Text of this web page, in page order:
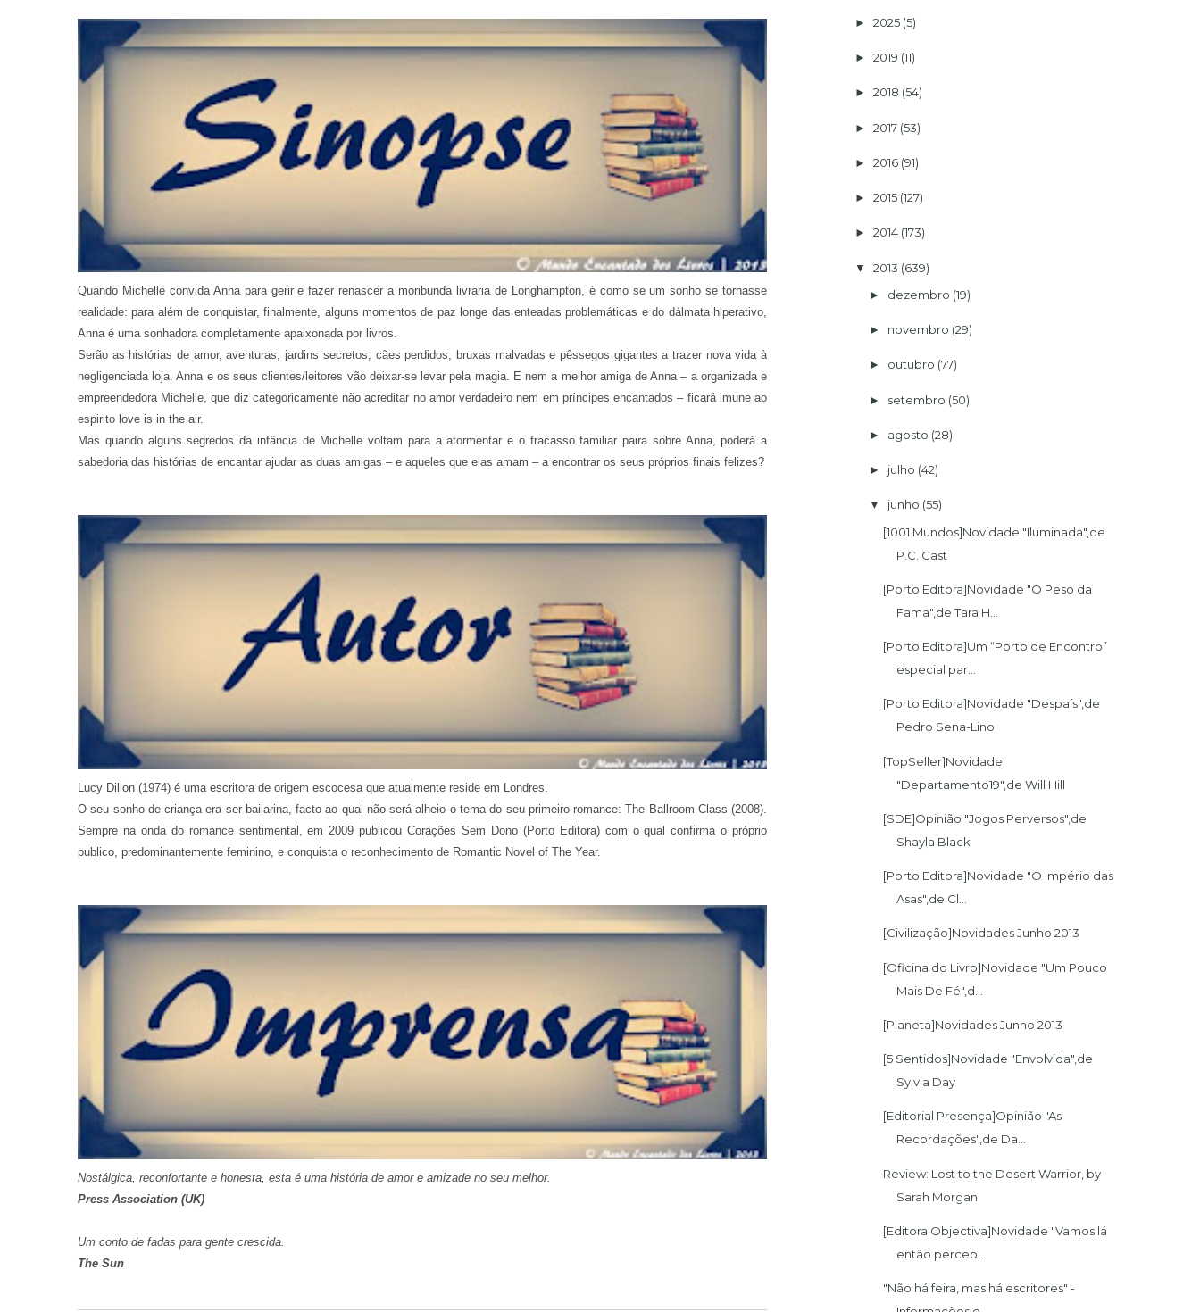
Quando Michelle convida Anna para gerir e fazer renascer a moribunda livraria de Longhampton, é como se um sonho se tornasse
realidade: para além de conquistar, finalmente, alguns momentos de paz longe das enteadas problemáticas e do dálmata hiperativo,
Anna é uma sonhadora completamente apaixonada por livros.
Serão as histórias de amor, aventuras, jardins secretos, cães perdidos, bruxas malvadas e pêssegos gigantes a trazer nova vida à
negligenciada loja. Anna e os seus clientes/leitores vão deixar-se levar pela magia. E nem a melhor amiga de Anna – a organizada e
empreendedora Michelle, que diz categoricamente não acreditar no amor verdadeiro nem em príncipes encantados – ficará imune ao
espirito love is in the air.
Mas quando alguns segredos da infância de Michelle voltam para a atormentar e o fracasso familiar paira sobre Anna, poderá a
sabedoria das histórias de encantar ajudar as duas amigas – e aqueles que elas amam – a encontrar os seus próprios finais felizes?
Lucy Dillon (1974) é uma escritora de origem escocesa que atualmente reside em Londres.
O seu sonho de criança era ser bailarina, facto ao qual não será alheio o tema do seu primeiro romance: The Ballroom Class (2008).
Sempre na onda do romance sentimental, em 2009 publicou Corações Sem Dono (Porto Editora) com o qual confirma o próprio
publico, predominantemente feminino, e conquista o reconhecimento de Romantic Novel of The Year.
Nostálgica, reconfortante e honesta, esta é uma história de amor e amizade no seu melhor.
Press Association (UK)
Um conto de fadas para gente crescida.
The Sun
► 2025 (5)
► 2019 (11)
► 2018 (54)
► 2017 (53)
► 2016 (91)
► 2015 (127)
► 2014 (173)
▼ 2013 (639)
► dezembro (19)
► novembro (29)
► outubro (77)
► setembro (50)
► agosto (28)
► julho (42)
▼ junho (55)
[1001 Mundos]Novidade "Iluminada",de
P.C. Cast
[Porto Editora]Novidade "O Peso da
Fama",de Tara H...
[Porto Editora]Um “Porto de Encontro”
especial par...
[Porto Editora]Novidade "Despaís",de
Pedro Sena-Lino
[TopSeller]Novidade
"Departamento19",de Will Hill
[SDE]Opinião "Jogos Perversos",de
Shayla Black
[Porto Editora]Novidade "O Império das
Asas",de Cl...
[Civilização]Novidades Junho 2013
[Oficina do Livro]Novidade "Um Pouco
Mais De Fé",d...
[Planeta]Novidades Junho 2013
[5 Sentidos]Novidade "Envolvida",de
Sylvia Day
[Editorial Presença]Opinião "As
Recordações",de Da...
Review: Lost to the Desert Warrior, by
Sarah Morgan
[Editora Objectiva]Novidade "Vamos lá
então perceb...
"Não há feira, mas há escritores" -